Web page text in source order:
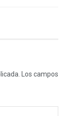
Los campos